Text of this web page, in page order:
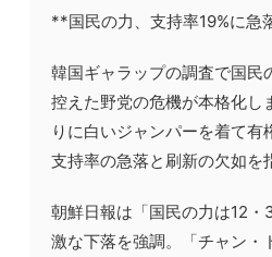
**国民の力、支持率19%に急
韓国ギャラップの調査で国民
控えた野党の危機が本格化し
りに白いジャンパーを着て
支持率の急落と刷新の欠如を
朝鮮日報は「国民の力は12
激な下落を強調。「チャン・